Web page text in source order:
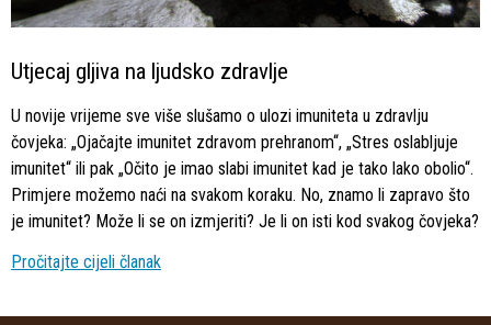
Utjecaj gljiva na ljudsko zdravlje
U novije vrijeme sve više slušamo o ulozi imuniteta u zdravlju
čovjeka: „Ojačajte imunitet zdravom prehranom“, „Stres oslabljuje
imunitet“ ili pak „Očito je imao slabi imunitet kad je tako lako obolio“.
Primjere možemo naći na svakom koraku. No, znamo li zapravo što
je imunitet? Može li se on izmjeriti? Je li on isti kod svakog čovjeka?
Pročitajte cijeli članak